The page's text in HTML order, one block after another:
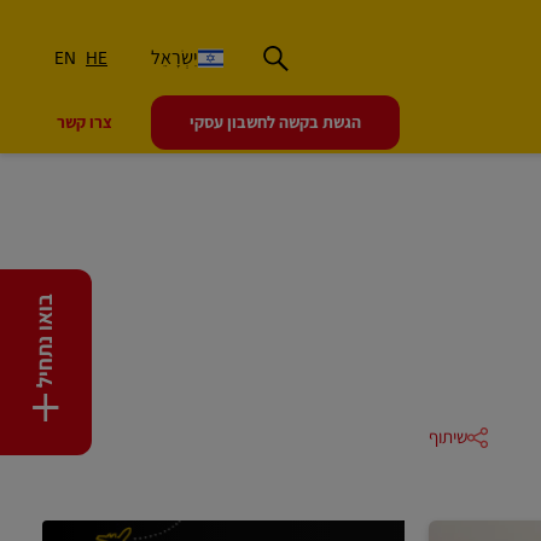
יִשְׂרָאֵל EN HE
הגשת בקשה לחשבון עסקי צרו קשר
שיתוף
בואו נתחיל
+